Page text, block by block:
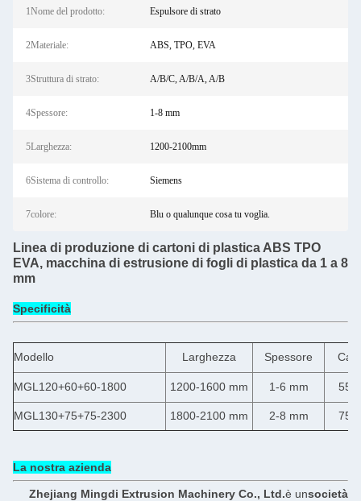
1Nome del prodotto: Espulsore di strato
2Materiale: ABS, TPO, EVA
3Struttura di strato: A/B/C, A/B/A, A/B
4Spessore: 1-8 mm
5Larghezza: 1200-2100mm
6Sistema di controllo: Siemens
7colore: Blu o qualunque cosa tu voglia.
Linea di produzione di cartoni di plastica ABS TPO
EVA, macchina di estrusione di fogli di plastica da 1 a 8
mm
Specificità
Modello Larghezza Spessore
MGL120+60+60-1800 1200-1600 mm 1-6 mm 550
MGL130+75+75-2300 1800-2100 mm 2-8 mm 750
La nostra azienda
Zhejiang Mingdi Extrusion Machinery Co., Ltd.è unsocietà